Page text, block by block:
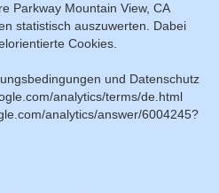
Parkway Mountain View, CA
statistisch auszuwerten. Dabei
Cookies.
und Datenschutz
analytics/terms/de.html
analytics/answer/6004245?